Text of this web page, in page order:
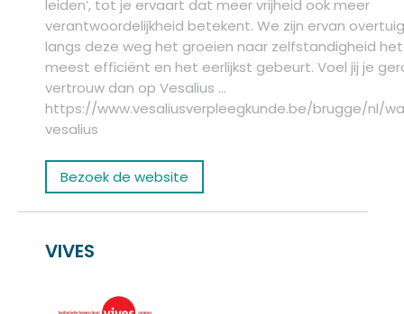
leiden’, tot je ervaart dat meer vrijheid ook meer
verantwoordelijkheid betekent. We zijn ervan
langs deze weg het groeien naar zelfstandigheid het
meest efficiënt en het eerlijkst gebeurt. Voel jij je
vertrouw dan op Vesalius …
https://www.vesaliusverpleegkunde.be/brugge/nl/
vesalius
Bezoek de website
VIVES